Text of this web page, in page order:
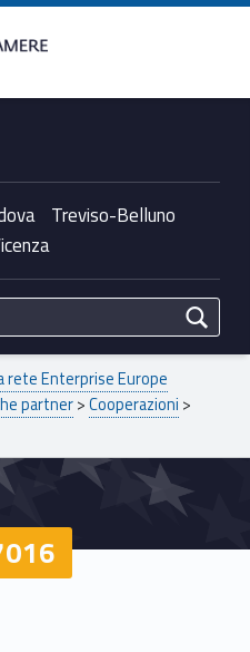
Unioncamere del Veneto
Treviso-Belluno
rete Enterprise Europe
partner>Cooperazioni >